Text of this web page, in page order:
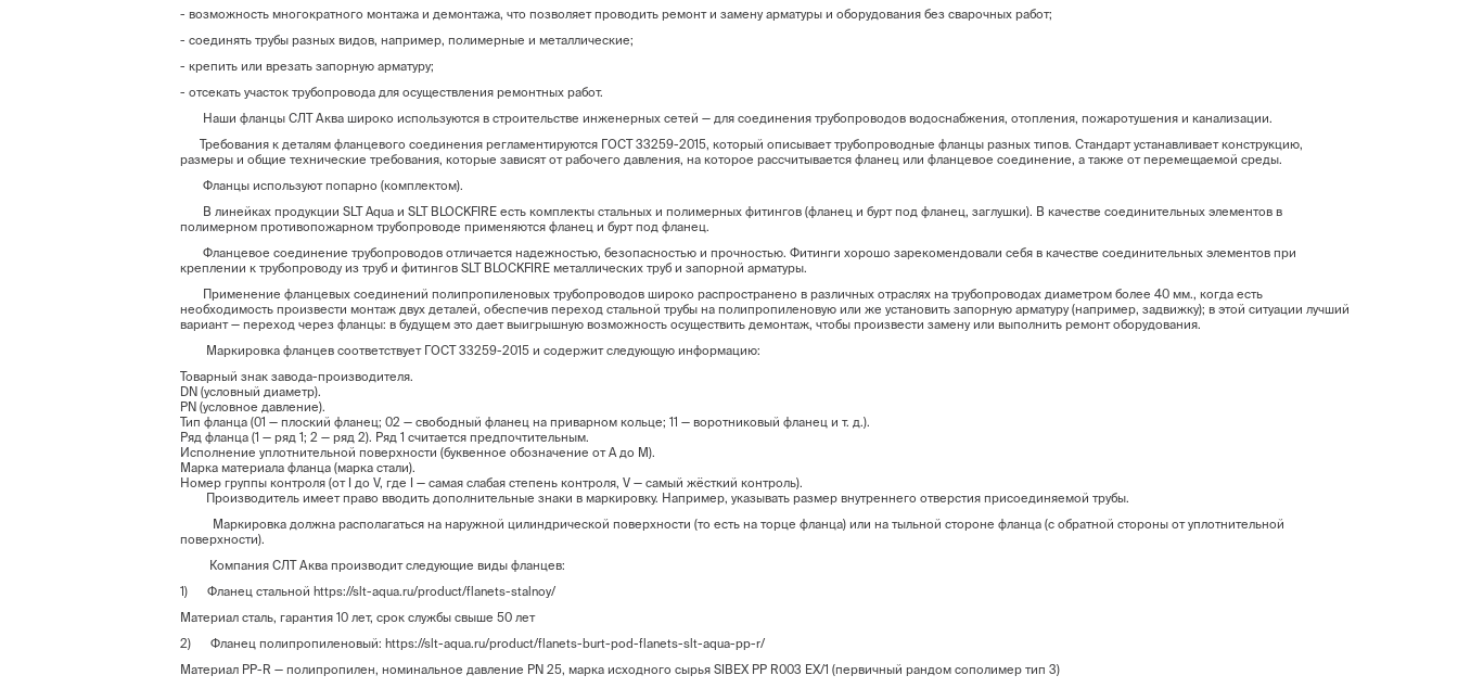
- возможность многократного монтажа и демонтажа, что позволяет проводить ремонт и замену арматуры и оборудования без сварочных работ;
- соединять трубы разных видов, например, полимерные и металлические;
- крепить или врезать запорную арматуру;
- отсекать участок трубопровода для осуществления ремонтных работ.
Наши фланцы СЛТ Аква широко используются в строительстве инженерных сетей — для соединения трубопроводов водоснабжения, отопления, пожаротушения и канализации.
Требования к деталям фланцевого соединения регламентируются ГОСТ 33259-2015, который описывает трубопроводные фланцы разных типов. Стандарт устанавливает конструкцию,
размеры и общие технические требования, которые зависят от рабочего давления, на которое рассчитывается фланец или фланцевое соединение, а также от перемещаемой среды.
Фланцы используют попарно (комплектом).
В линейках продукции SLT Aqua и SLT BLOCKFIRE есть комплекты стальных и полимерных фитингов (фланец и бурт под фланец, заглушки). В качестве соединительных элементов в
полимерном противопожарном трубопроводе применяются фланец и бурт под фланец.
Фланцевое соединение трубопроводов отличается надежностью, безопасностью и прочностью. Фитинги хорошо зарекомендовали себя в качестве соединительных элементов при
креплении к трубопроводу из труб и фитингов SLT BLOCKFIRE металлических труб и запорной арматуры.
Применение фланцевых соединений полипропиленовых трубопроводов широко распространено в различных отраслях на трубопроводах диаметром более 40 мм., когда есть
необходимость произвести монтаж двух деталей, обеспечив переход стальной трубы на полипропиленовую или же установить запорную арматуру (например, задвижку); в этой ситуации лучший
вариант — переход через фланцы: в будущем это дает выигрышную возможность осуществить демонтаж, чтобы произвести замену или выполнить ремонт оборудования.
Маркировка фланцев соответствует ГОСТ 33259-2015 и содержит следующую информацию:
Товарный знак завода-производителя.
DN (условный диаметр).
PN (условное давление).
Тип фланца (01 — плоский фланец; 02 — свободный фланец на приварном кольце; 11 — воротниковый фланец и т. д.).
Ряд фланца (1 — ряд 1; 2 — ряд 2). Ряд 1 считается предпочтительным.
Исполнение уплотнительной поверхности (буквенное обозначение от A до M).
Марка материала фланца (марка стали).
Номер группы контроля (от I до V, где I — самая слабая степень контроля, V — самый жёсткий контроль).
Производитель имеет право вводить дополнительные знаки в маркировку. Например, указывать размер внутреннего отверстия присоединяемой трубы.
Маркировка должна располагаться на наружной цилиндрической поверхности (то есть на торце фланца) или на тыльной стороне фланца (с обратной стороны от уплотнительной
поверхности).
Компания СЛТ Аква производит следующие виды фланцев:
1) Фланец стальной https://slt-aqua.ru/product/flanets-stalnoy/
Материал сталь, гарантия 10 лет, срок службы свыше 50 лет
2) Фланец полипропиленовый: https://slt-aqua.ru/product/flanets-burt-pod-flanets-slt-aqua-pp-r/
Материал PP-R — полипропилен, номинальное давление PN 25, марка исходного сырья SIBEX PP R003 EX/1 (первичный рандом сополимер тип 3)